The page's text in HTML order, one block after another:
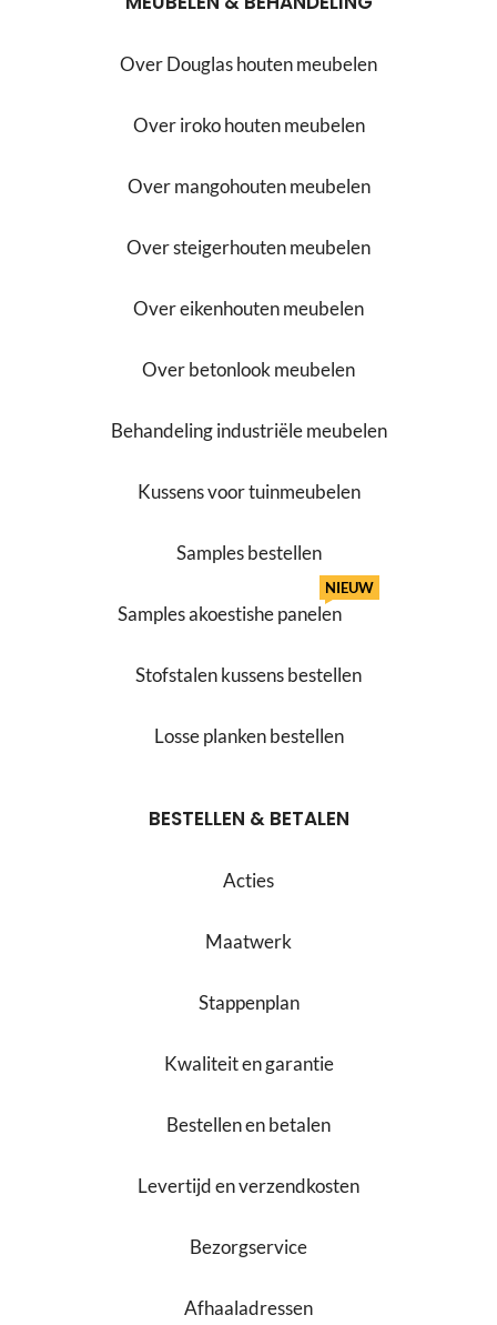
Over Douglas houten meubelen
Over iroko houten meubelen
Over mangohouten meubelen
Over steigerhouten meubelen
Over eikenhouten meubelen
Over betonlook meubelen
Behandeling industriële meubelen
Kussens voor tuinmeubelen
Samples bestellen
Samples akoestishe panelen
NIEUW
Stofstalen kussens bestellen
Losse planken bestellen
BESTELLEN & BETALEN
Acties
Maatwerk
Stappenplan
Kwaliteit en garantie
Bestellen en betalen
Levertijd en verzendkosten
Bezorgservice
Afhaaladressen